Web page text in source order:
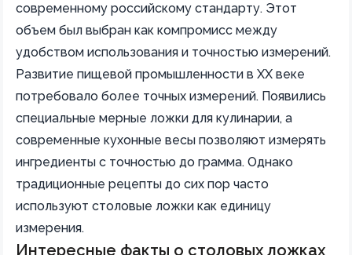
современному российскому стандарту. Этот
объем был выбран как компромисс между
удобством использования и точностью измерений.
Развитие пищевой промышленности в XX веке
потребовало более точных измерений. Появились
специальные мерные ложки для кулинарии, а
современные кухонные весы позволяют измерять
ингредиенты с точностью до грамма. Однако
традиционные рецепты до сих пор часто
используют столовые ложки как единицу
измерения.
Интересные факты о столовых ложках